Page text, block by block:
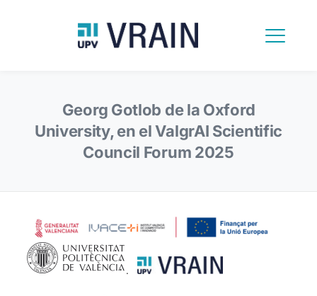
Georg Gotlob de la Oxford
University, en el ValgrAI Scientific
Council Forum 2025
.